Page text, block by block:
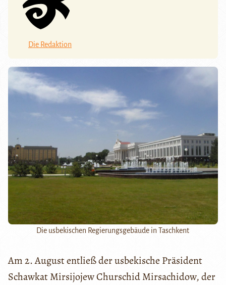
Die Redaktion
Die usbekischen Regierungsgebäude in Taschkent
Am 2. August entließ der usbekische Präsident
Schawkat Mirsijojew Churschid Mirsachidow, der